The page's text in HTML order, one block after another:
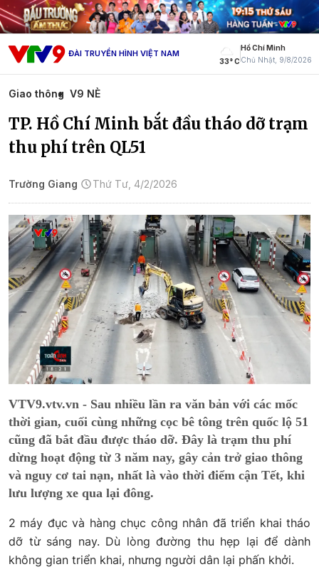
ĐÀI TRUYỀN HÌNH VIỆT NAM
33° C
Hồ Chí Minh
Chủ Nhật, 9/8/2026
Giao thông V9 NÈ
TP. Hồ Chí Minh bắt đầu tháo dỡ trạm
thu phí trên QL51
Trường Giang Thứ Tư, 4/2/2026
VTV9.vtv.vn - Sau nhiều lần ra văn bản với các mốc
thời gian, cuối cùng những cọc bê tông trên quốc lộ 51
cũng đã bắt đầu được tháo dỡ. Đây là trạm thu phí
dừng hoạt động từ 3 năm nay, gây cản trở giao thông
và nguy cơ tai nạn, nhất là vào thời điểm cận Tết, khi
lưu lượng xe qua lại đông.
2 máy đục và hàng chục công nhân đã triển khai tháo
dỡ từ sáng nay. Dù lòng đường thu hẹp lại để dành
không gian triển khai, nhưng người dân lại phấn khởi.